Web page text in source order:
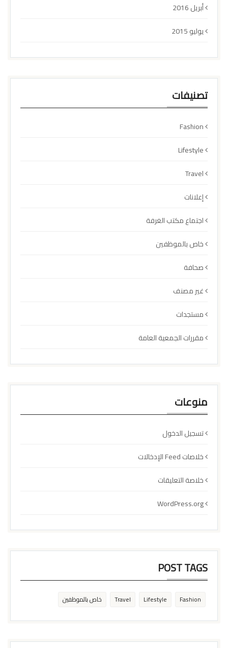
أبريل 2016
يوليو 2015
تصنيفات
Fashion
Lifestyle
Travel
إعلانات
اجتماع مكتب الغرفة
خاص بالموظفين
صحافة
غير مصنف
مستجدات
مقررات الجمعية العامة
منوعات
تسجيل الدخول
خلاصات Feed الإدخالات
خلاصة التعليقات
WordPress.org
POST TAGS
Fashion
Lifestyle
Travel خاص بالموظفين